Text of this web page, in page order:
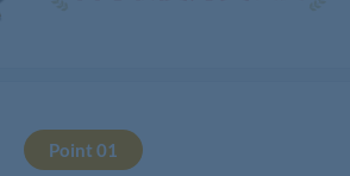
Point 01